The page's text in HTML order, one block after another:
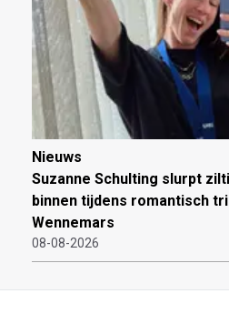
Nieuws
Suzanne Schulting slurpt
binnen tijdens romantisch
Wennemars
08-08-2026